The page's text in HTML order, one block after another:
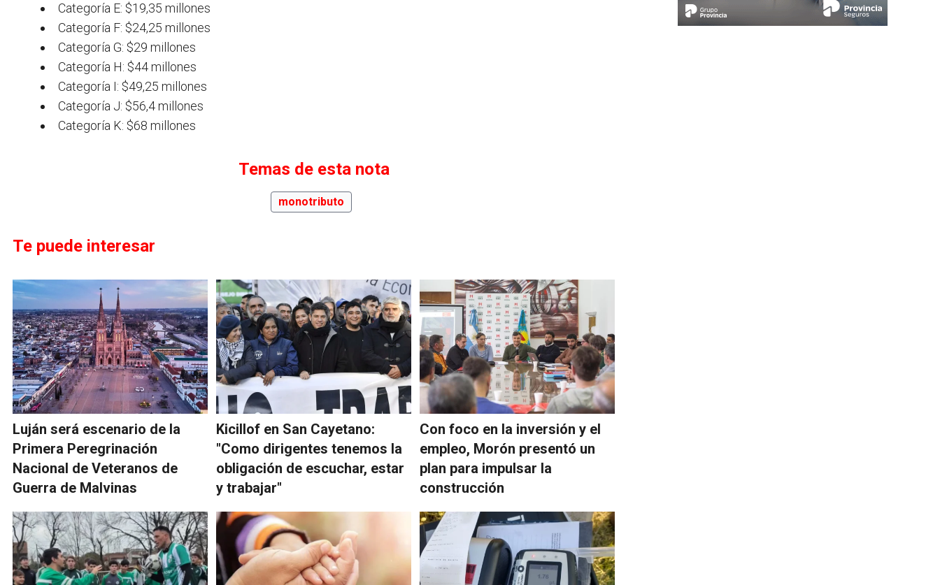
Categoría E: $19,35 millones
Categoría F: $24,25 millones
Categoría G: $29 millones
Categoría H: $44 millones
Categoría I: $49,25 millones
Categoría J: $56,4 millones
Categoría K: $68 millones
Temas de esta nota
monotributo
Te puede interesar
Luján será escenario de la
Primera Peregrinación
Nacional de Veteranos de
Guerra de Malvinas
Kicillof en San Cayetano:
"Como dirigentes tenemos la
obligación de escuchar, estar
y trabajar"
Con foco en la inversión y el
empleo, Morón presentó un
plan para impulsar la
construcción